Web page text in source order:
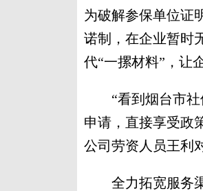
为破解参保单位证
诺制，在企业暂时
代“一摞材料”，让
“看到烟台市社
申请，直接享受政
公司劳资人员王利
全力拓宽服务渠